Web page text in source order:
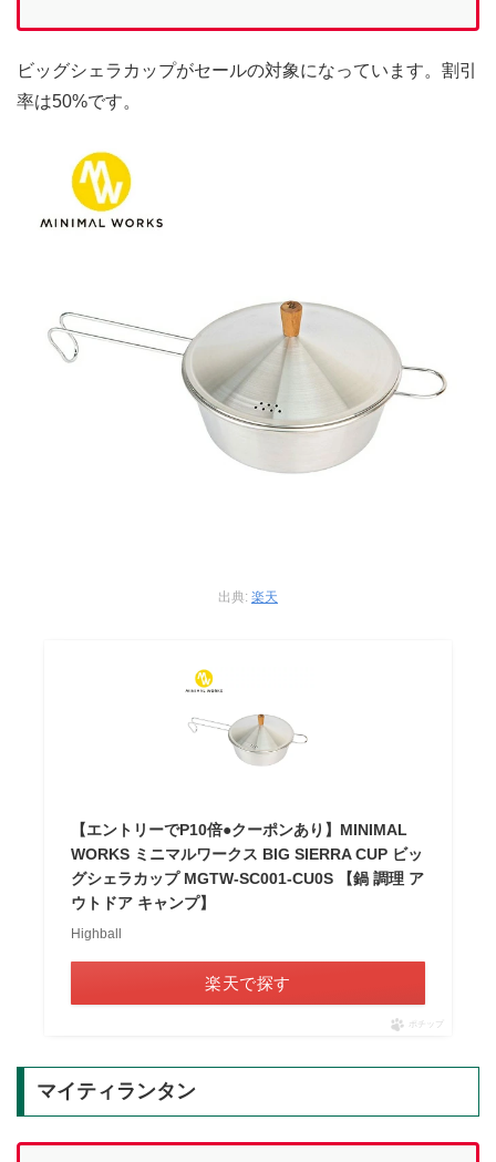
ビッグシェラカップがセールの対象になっています。割引
率は50%です。
出典: 楽天
【エントリーでP10倍●クーポンあり】MINIMAL
WORKS ミニマルワークス BIG SIERRA CUP ビッ
グシェラカップ MGTW-SC001-CU0S 【鍋 調理 ア
ウトドア キャンプ】
Highball
楽天で探す
ポチップ
マイティランタン